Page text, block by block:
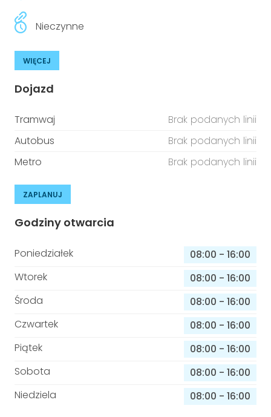
Nieczynne
WIĘCEJ
Dojazd
Tramwaj
Brak podanych linii
Autobus
Brak podanych linii
Metro
Brak podanych linii
ZAPLANUJ
Godziny otwarcia
Poniedziałek 08:00 - 16:00
Wtorek
08:00 - 16:00
Środa
08:00 - 16:00
Czwartek
08:00 - 16:00
Piątek
08:00 - 16:00
Sobota
08:00 - 16:00
Niedziela
08:00 - 16:00